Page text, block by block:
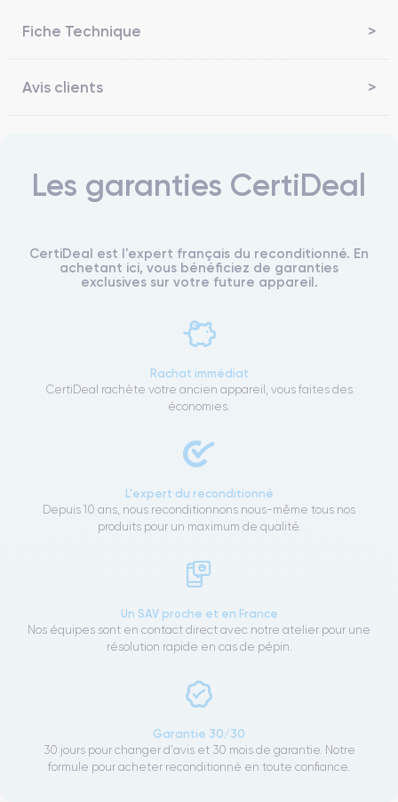
Fiche Technique
Avis clients
Les garanties CertiDeal
CertiDeal est l'expert français du reconditionné. En
achetant ici, vous bénéficiez de garanties
exclusives sur votre future appareil.
Rachat immédiat
CertiDeal rachète votre ancien appareil, vous faites des
économies.
L'expert du reconditionné
Depuis 10 ans, nous reconditionnons nous-même tous nos
produits pour un maximum de qualité.
Un SAV proche et en France
Nos équipes sont en contact direct avec notre atelier pour une
résolution rapide en cas de pépin.
Garantie 30/30
30 jours pour changer d'avis et 30 mois de garantie. Notre
formule pour acheter reconditionné en toute confiance.